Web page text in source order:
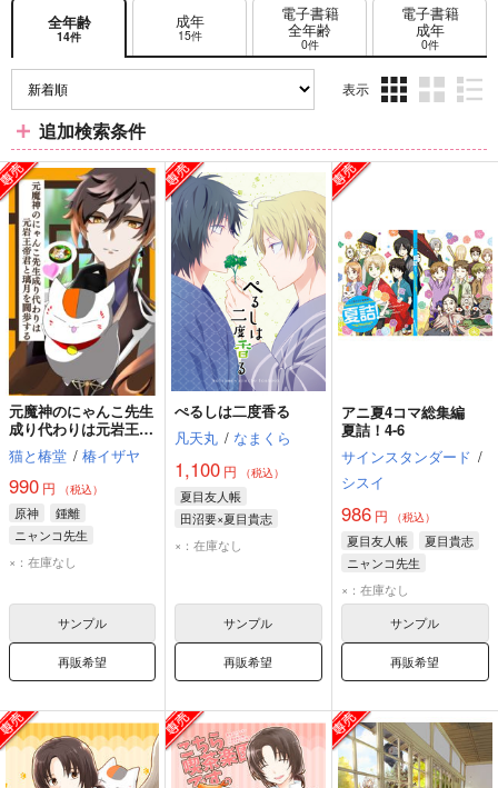
全年齢
14件
成年
15件
電子書籍
全年齢
0件
電子書籍
成年
0件
表示
ム
表
ム
表
ム
表
追加検索条件
元魔神のにゃんこ先生
成り代わりは元岩王帝
君と璃月を闊歩する
猫と椿堂 / 椿イザヤ
990 円 （税込）
原神
鍾離
ニャンコ先生
×：在庫なし
サンプル
再販希望
ぺるしは二度香る
凡天丸 / なまくら
1,100 円 （税込）
夏目友人帳
田沼要×夏目貴志
夏目貴志
×：在庫なし
サンプル
再販希望
アニ夏4コマ総集編
夏詰！4-6
サインスタンダード /
シスイ
986円 （税込）
夏目友人帳
夏目貴志
ニャンコ先生
×：在庫なし
サンプル
再販希望